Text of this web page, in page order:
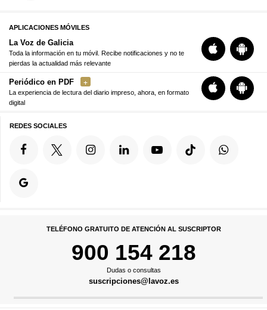
APLICACIONES MÓVILES
La Voz de Galicia
Toda la información en tu móvil. Recibe notificaciones y no te
pierdas la actualidad más relevante
Periódico en PDF
La experiencia de lectura del diario impreso, ahora, en formato
digital
REDES SOCIALES
TELÉFONO GRATUITO DE ATENCIÓN AL SUSCRIPTOR
900 154 218
Dudas o consultas
suscripciones@lavoz.es